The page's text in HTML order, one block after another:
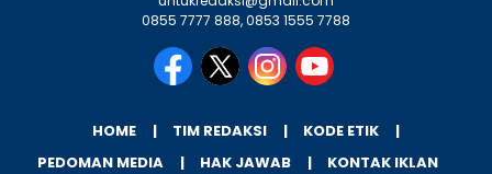
0855 7777 888, 0853 1555 7788
HOME TIM REDAKSI
KODE ETIK
PEDOMAN MEDIA
HAK JAWAB KONTAK IKLAN